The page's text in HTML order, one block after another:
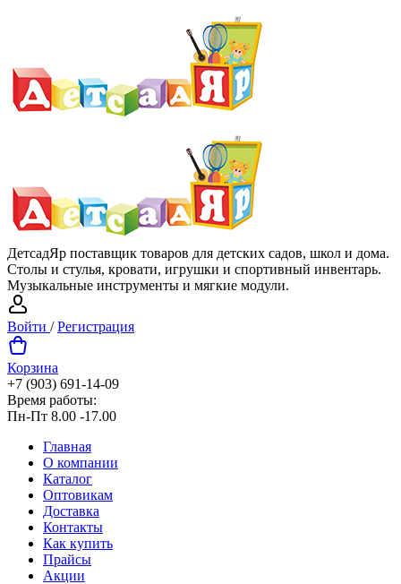
ДетсадЯр поставщик товаров для детских садов, школ и дома.
Столы и стулья, кровати, игрушки и спортивный инвентарь.
Музыкальные инструменты и мягкие модули.
Войти /Регистрация
Корзина
+7 (903) 691-14-09
Время работы:
Пн-Пт 8.00 -17.00
Главная
О компании
Каталог
Оптовикам
Доставка
Контакты
Как купить
Прайсы
Акции